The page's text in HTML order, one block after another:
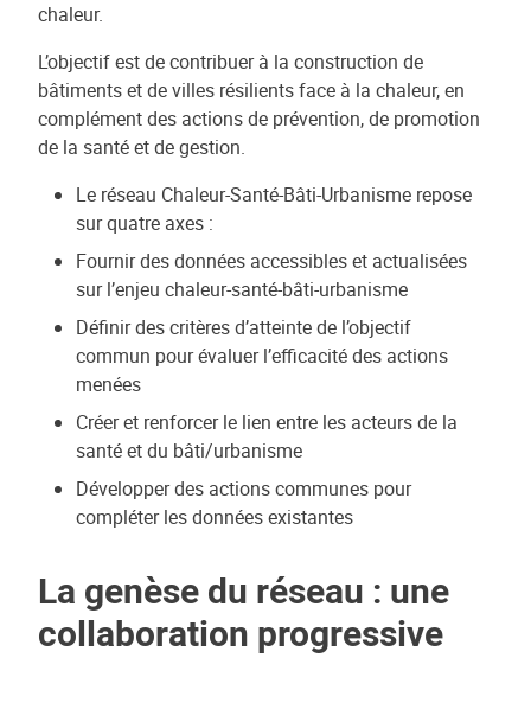
chaleur.
L’objectif est de contribuer à la construction de
bâtiments et de villes résilients face à la chaleur, en
complément des actions de prévention, de promotion
de la santé et de gestion.
Le réseau Chaleur-Santé-Bâti-Urbanisme repose
sur quatre axes :
Fournir des données accessibles et actualisées
sur l’enjeu chaleur-santé-bâti-urbanisme
Définir des critères d’atteinte de l’objectif
commun pour évaluer l’efficacité des actions
menées
Créer et renforcer le lien entre les acteurs de la
santé et du bâti/urbanisme
Développer des actions communes pour
compléter les données existantes
La genèse du réseau : une
collaboration progressive